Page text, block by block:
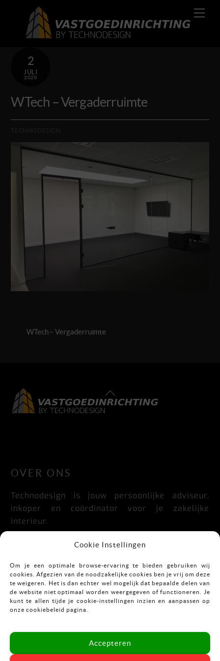
Cookie Instellingen
Om je een optimale browse-ervaring te bieden gebruiken wij
cookies. Afgezien van de noodzakelijke cookies ben je vrij om deze
te weigeren. Het is dan echter wel mogelijk dat bepaalde delen van
de website niet optimaal worden weergegeven of functioneren. Je
kunt te allen tijde je cookie-instellingen inzien en aanpassen op
onze cookiebeleid pagina.
Accepteren
content
2
JULI
2020
WTech – Vergaderruimte
WTech – Vergaderruimte
Back
To
OVER ONS
Technodesign is jouw persoonlijke adviseur,
inkoper en coördinator voor je zakelijke
interieur.
Praktisch, doordacht, stijlvol en flexibel.
CONTACT
Mekkelholtsweg 7
E:info@vastgoedinrichting.nl